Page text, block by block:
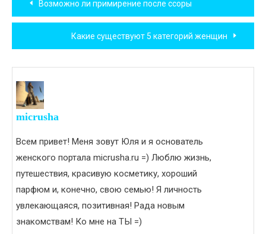
по
записям
Возможно ли примирение после ссоры
Какие существуют 5 категорий женщин
micrusha
Всем привет! Меня зовут Юля и я основатель
женского портала micrusha.ru =) Люблю жизнь,
путешествия, красивую косметику, хороший
парфюм и, конечно, свою семью! Я личность
увлекающаяся, позитивная! Рада новым
знакомствам! Ко мне на ТЫ =)